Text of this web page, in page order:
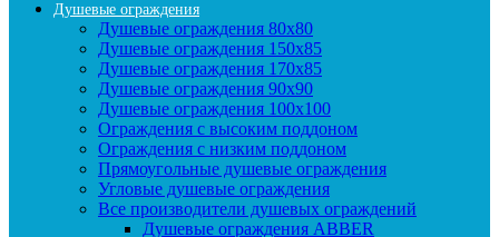
Душевые ограждения
Душевые ограждения 80x80
Душевые ограждения 150x85
Душевые ограждения 170x85
Душевые ограждения 90x90
Душевые ограждения 100x100
Ограждения с высоким поддоном
Ограждения с низким поддоном
Прямоугольные душевые ограждения
Угловые душевые ограждения
Все производители душевых ограждений
Душевые ограждения ABBER